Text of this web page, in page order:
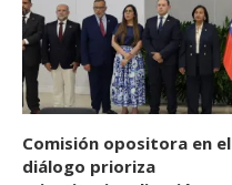
Comisión opositora en el
diálogo prioriza